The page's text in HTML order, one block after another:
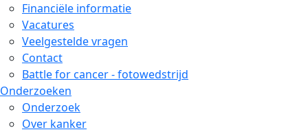
Financiële informatie
Vacatures
Veelgestelde vragen
Contact
Battle for cancer - fotowedstrijd
Onderzoeken
Onderzoek
Over kanker